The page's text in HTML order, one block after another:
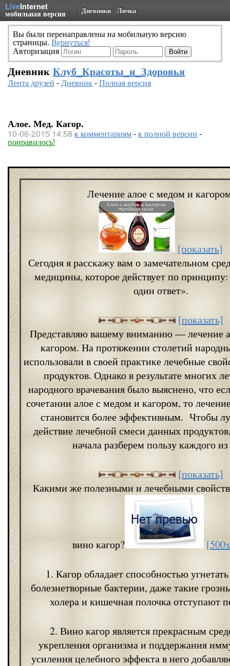
LiveInternet
мобильная версия Дневники Личка
Вы были перенаправлены на мобильную версию
страницы. Вернуться!
Авторизация
Дневник Клуб_Красоты_и_Здоровья
Лента друзей -Дневник-Полная версия
Алое. Мед. Кагор.
10-06-2015 14:58 к комментариям-к полной версии -
понравилось!
Лечение алое с медом и
[показать]
Сегодня я расскажу вам о замечательном
медицины, которое действует по
один ответ».
[показать]
Представляю вашему вниманию — лечение
кагором. На протяжении столетий
использовали в своей практике лечебные
продуктов. Однако в результате многих
народного врачевания было выяснено, что
сочетании алое с медом и кагором, то
становится более эффективным. Чтобы
действие лечебной смеси данных
начала разберем пользу каждого
[показать]
Какими же полезными и лечебными
вино кагор?
1. Кагор обладает способностью
болезнетворные бактерии, даже такие
холера и кишечная полочка отступают
2. Вино кагор является прекрасным
укрепления организма и поддержания
усиления целебного эффекта в него